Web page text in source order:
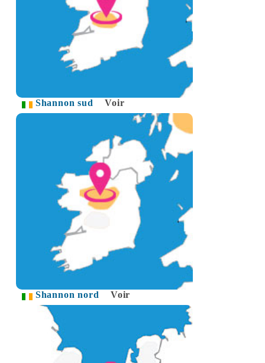
Shannon sud Voir
Shannon nord Voir